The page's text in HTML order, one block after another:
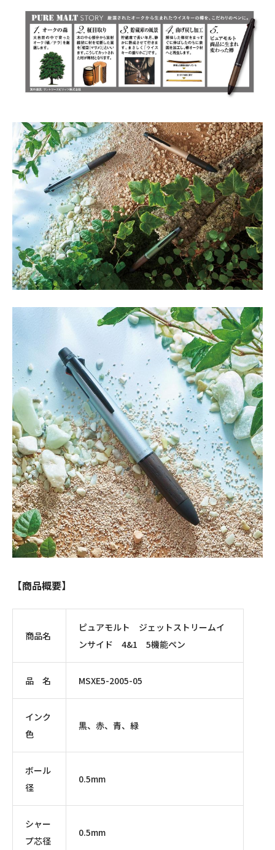
【商品概要】
商品名
ピュアモルト ジェットストリームイ
ンサイド 4&1 5機能ペン
品 名 MSXE5-2005-05
インク
色
黒、赤、青、緑
ボール
径
0.5mm
シャー
プ芯径
0.5mm